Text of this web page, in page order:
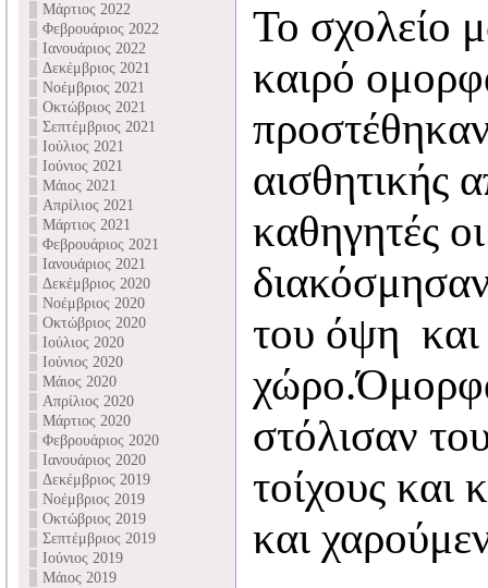
Μάρτιος 2022
Φεβρουάριος 2022
Ιανουάριος 2022
Δεκέμβριος 2021
Νοέμβριος 2021
Οκτώβριος 2021
Σεπτέμβριος 2021
Ιούλιος 2021
Ιούνιος 2021
Μάιος 2021
Απρίλιος 2021
Μάρτιος 2021
Φεβρουάριος 2021
Ιανουάριος 2021
Δεκέμβριος 2020
Νοέμβριος 2020
Οκτώβριος 2020
Ιούλιος 2020
Ιούνιος 2020
Μάιος 2020
Απρίλιος 2020
Μάρτιος 2020
Φεβρουάριος 2020
Ιανουάριος 2020
Δεκέμβριος 2019
Νοέμβριος 2019
Οκτώβριος 2019
Σεπτέμβριος 2019
Ιούνιος 2019
Μάιος 2019
Το σχολείο
καιρό
προστέθηκαν
αισθητικής
καθηγητές
του όψη και
στόλισαν
τοίχους
και